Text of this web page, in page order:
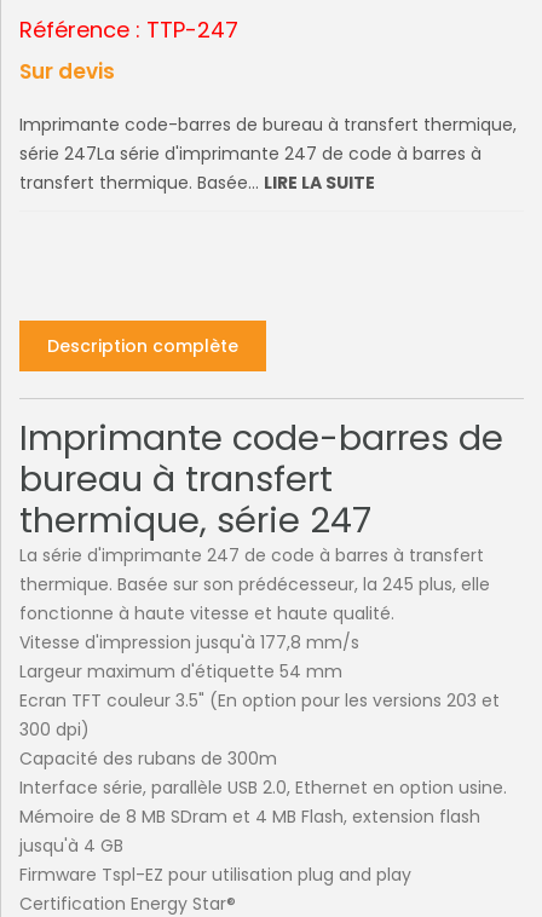
Référence : TTP-247
Sur devis
Imprimante code-barres de bureau à transfert thermique,
série 247La série d'imprimante 247 de code à barres à
transfert thermique. Basée... LIRE LA SUITE
Description complète
Imprimante code-barres de
bureau à transfert
thermique, série 247
La série d'imprimante 247 de code à barres à transfert
thermique. Basée sur son prédécesseur, la 245 plus, elle
fonctionne à haute vitesse et haute qualité.
Vitesse d'impression jusqu'à 177,8 mm/s
Largeur maximum d'étiquette 54 mm
Ecran TFT couleur 3.5" (En option pour les versions 203 et
300 dpi)
Capacité des rubans de 300m
Interface série, parallèle USB 2.0, Ethernet en option usine.
Mémoire de 8 MB SDram et 4 MB Flash, extension flash
jusqu'à 4 GB
Firmware Tspl-EZ pour utilisation plug and play
Certification Energy Star®